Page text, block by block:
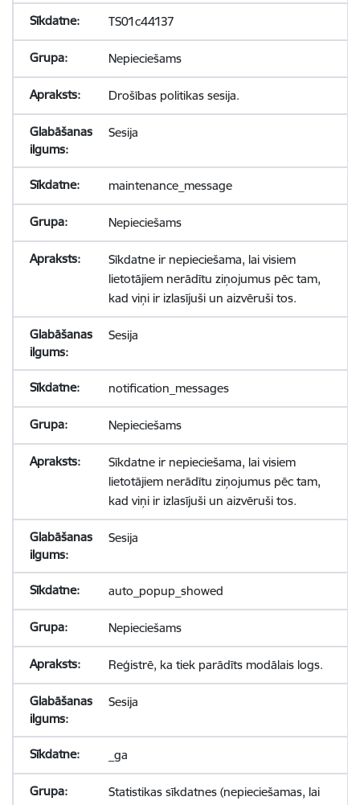
TS01c44137
Nepieciešams
Drošības politikas sesija.
Sesija
maintenance_message
Nepieciešams
Sīkdatne ir nepieciešama, lai visiem
lietotājiem nerādītu ziņojumus pēc tam,
kad viņi ir izlasījuši un aizvēruši tos.
Sesija
notification_messages
Nepieciešams
Sīkdatne ir nepieciešama, lai visiem
lietotājiem nerādītu ziņojumus pēc tam,
kad viņi ir izlasījuši un aizvēruši tos.
Sesija
auto_popup_showed
Nepieciešams
Reģistrē, ka tiek parādīts modālais logs.
Sesija
_ga
Statistikas sīkdatnes (nepieciešamas, lai